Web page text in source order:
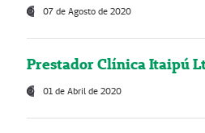
07 de Agosto de 2020
Prestador Clínica Itaipú
01 de Abril de 2020